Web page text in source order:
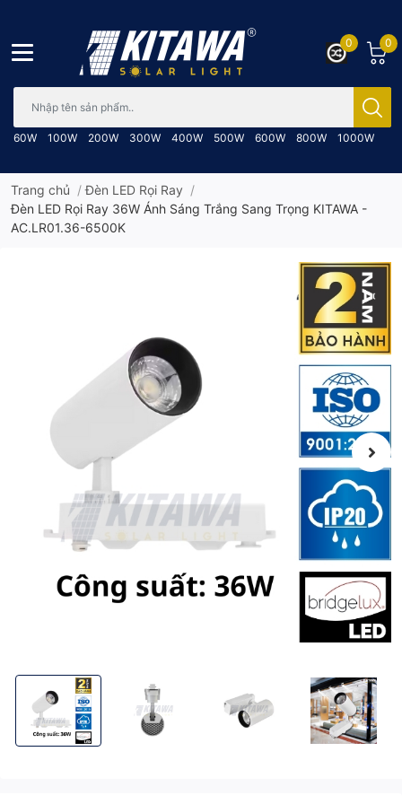
60W 100W 200W 300W 400W 500W 600W 800W 1000W
0
0
Trang chủ /Đèn LED Rọi Ray /
Đèn LED Rọi Ray 36W Ánh Sáng Trắng Sang Trọng KITAWA -
AC.LR01.36-6500K
Đèn LED Rọi Ray 36W Ánh Sáng Trắng Sang Trọng KITAWA -
Đèn LED Rọi Ray 36W Ánh Sáng Trắng Sang
Đèn LED Rọi Ray 36W Ánh
Đèn LED Rọi